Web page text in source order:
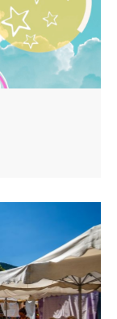
il lunedì